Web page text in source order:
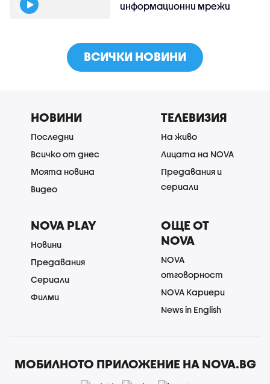
информационни мрежи
ВСИЧКИ НОВИНИ
НОВИНИ
Последни
Всичко от днес
Моята новина
Видео
ТЕЛЕВИЗИЯ
На живо
Лицата на NOVA
Предавания и
сериали
NOVA PLAY
Новини
Предавания
Сериали
Филми
ОЩЕ ОТ
NOVA
NOVA
отговорност
NOVA Кариери
News in English
МОБИЛНОТО ПРИЛОЖЕНИЕ НА NOVA.BG